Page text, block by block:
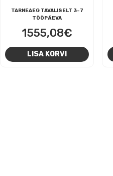
TARNEAEG TAVALISELT 3-7
TÖÖPÄEVA
1555,08€
LISA KORVI